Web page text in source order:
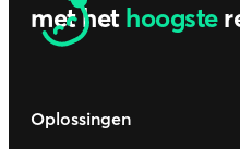
met het hoogste
Oplossingen